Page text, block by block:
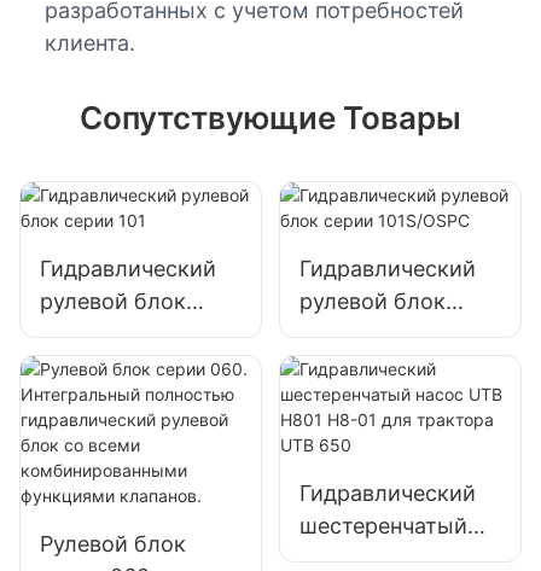
разработанных с учетом потребностей
клиента.
Сопутствующие Товары
Гидравлический
рулевой блок
серии 101
Гидравлический
рулевой блок
серии 101S/OSPC
Рулевой блок
Гидравлический
шестеренчатый
насос UTB H801